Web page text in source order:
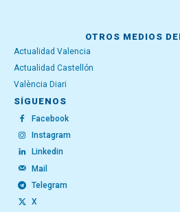
OTROS MEDIOS
Actualidad Valencia
Actualidad Castellón
València Diari
SÍGUENOS
Facebook
Instagram
Linkedin
Mail
Telegram
X